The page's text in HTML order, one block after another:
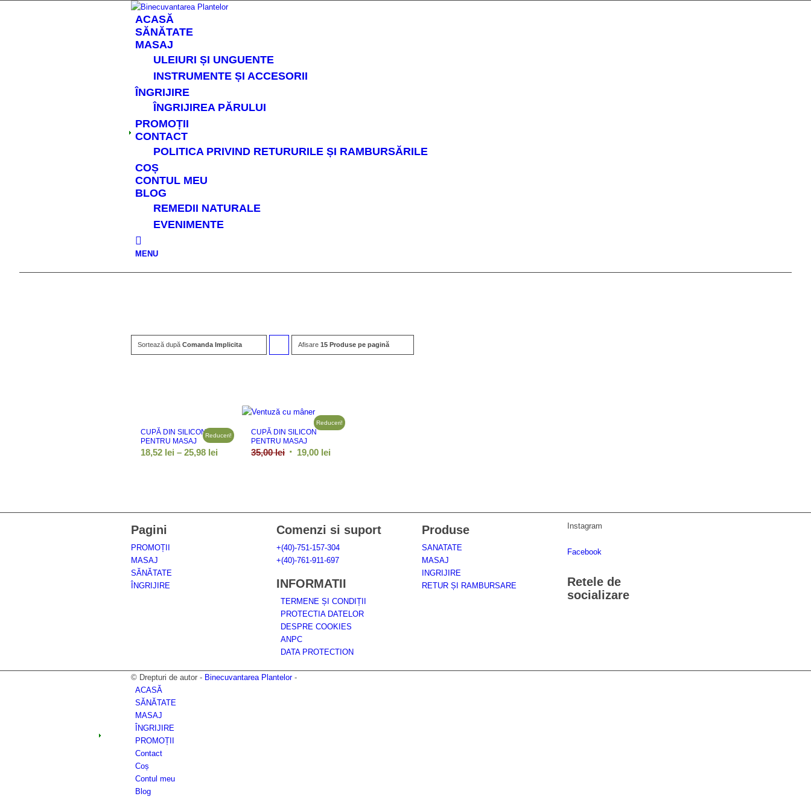
ACASĂ
SĂNĂTATE
MASAJ
ULEIURI ȘI UNGUENTE
INSTRUMENTE ȘI ACCESORII
ÎNGRIJIRE
ÎNGRIJIREA PĂRULUI
PROMOȚII
CONTACT
POLITICA PRIVIND RETURURILE ȘI RAMBURSĂRILE
COȘ
CONTUL MEU
BLOG
REMEDII NATURALE
EVENIMENTE
MENU
Sortează după Comanda Implicita Click
crescător
Afisare 15 Produse pe pagină
CUPĂ DIN SILICON
PENTRU MASAJ
18,52 lei – 25,98 lei
Reduceri!
CUPĂ DIN SILICON
PENTRU MASAJ
35,00lei Prețul
19,00 lei
Reduceri!
Pagini
PROMOȚII
MASAJ
SĂNĂTATE
ÎNGRIJIRE
Comenzi si suport
+(40)-751-157-304
+(40)-761-911-697
INFORMATII
TERMENE ȘI CONDIȚII
PROTECTIA DATELOR
DESPRE COOKIES
ANPC
DATA PROTECTION
Produse
SANATATE
MASAJ
INGRIJIRE
RETUR ȘI RAMBURSARE
Instagram
Facebook
Retele de
socializare
© Drepturi de autor - Binecuvantarea Plantelor-
ACASĂ
SĂNĂTATE
MASAJ
ÎNGRIJIRE
PROMOȚII
Contact
Coș
Contul meu
Blog